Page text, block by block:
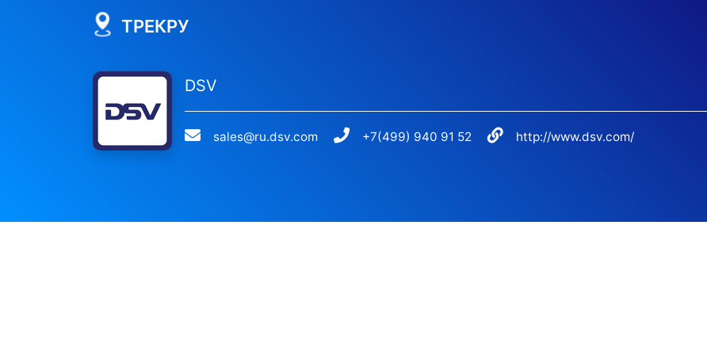
ТРЕКРУ
DSV
sales@ru.dsv.com +7(499) 940 91 52 http://www.dsv.com/